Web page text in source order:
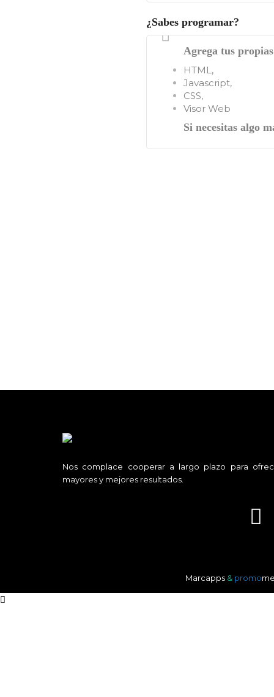
¿Sabes programar?
Agrega tus
HTML,
Javascript,
CSS,
Visor Web
Si necesitas algo
Nos complace cooperar a largo plazo para
mayores y mejores resultados.
Marcapps & promo